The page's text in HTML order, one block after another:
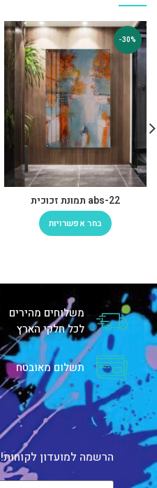
-30%
abs-22 תמונת זכוכית
בחר אפשרויות
משלוחים מהירים
לכל חלקי הארץ
תשלום מאובטח
הרשמה למועדון לקוחות!